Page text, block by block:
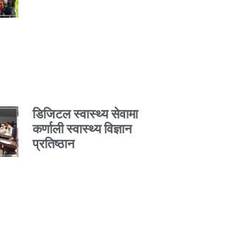
डिजिटल स्वास्थ्य सेवामा
कर्णाली स्वास्थ्य विज्ञान
प्रतिष्ठान